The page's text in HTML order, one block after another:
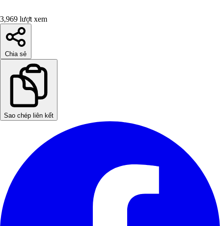
3,969 lượt xem
Chia sẻ
Sao chép liên kết